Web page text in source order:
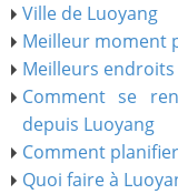
Ville de Luoyang
Meilleur moment
Meilleurs
Comment se
depuis Luoyang
Comment
Quoi faire à